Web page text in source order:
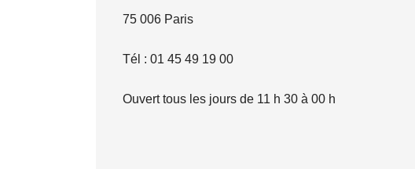
75 006 Paris
Tél : 01 45 49 19 00
Ouvert tous les jours de 11 h 30 à 00 h